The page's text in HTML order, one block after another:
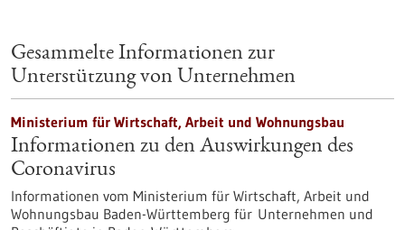
Gesammelte Informationen zur
Unterstützung von Unternehmen
Ministerium für Wirtschaft, Arbeit und Wohnungsbau
Informationen zu den Auswirkungen des
Coronavirus
Informationen vom Ministerium für Wirtschaft, Arbeit und
Wohnungsbau Baden-Württemberg für Unternehmen und